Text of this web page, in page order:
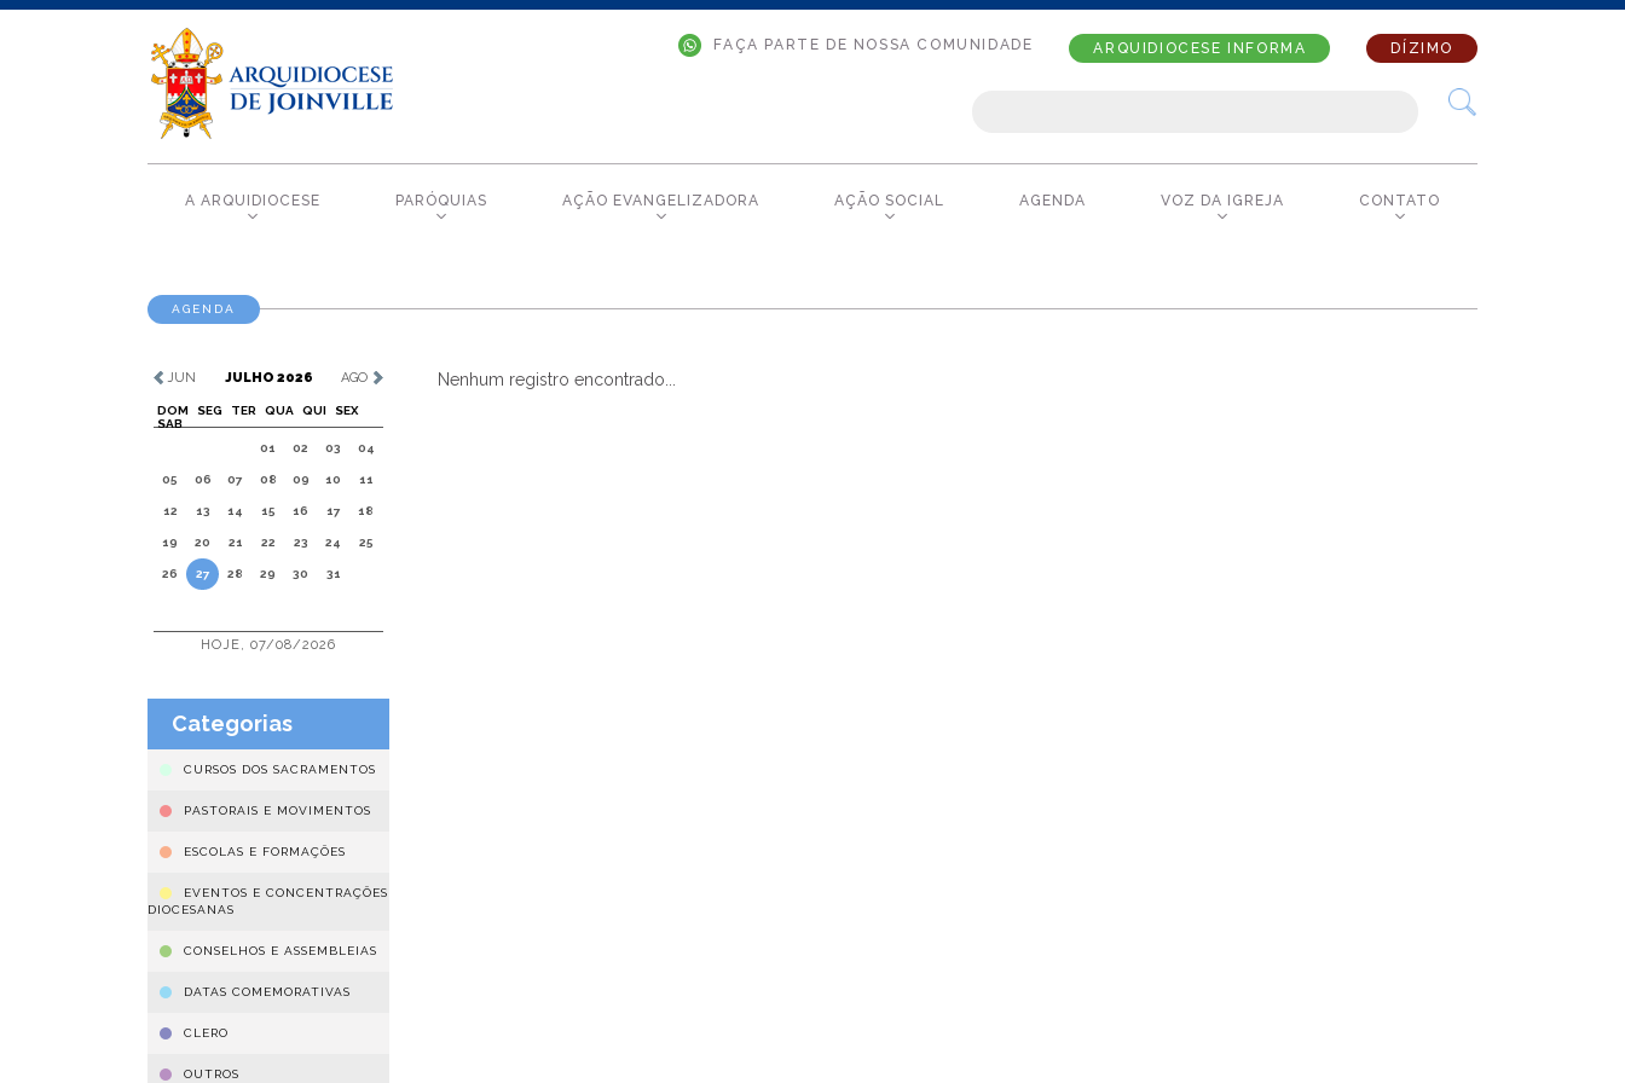
DÍZIMO
ARQUIDIOCESE INFORMA
FAÇA PARTE DE NOSSA COMUNIDADE
A ARQUIDIOCESE PARÓQUIAS AÇÃO EVANGELIZADORA AÇÃO SOCIAL AGENDA VOZ DA IGREJA CONTATO
AGENDA
JUN JULHO 2026 AGO
DOM SEG TER QUA QUI
SEX
SAB
01
02 03 04
05 06 07 08 09 10 11
12 13 14 15 16 17 18
19 20 21 22 23 24 25
26 27 28 29 30 31
HOJE, 07/08/2026
Categorias
CURSOS DOS SACRAMENTOS
PASTORAIS E MOVIMENTOS
ESCOLAS E FORMAÇÕES
EVENTOS E CONCENTRAÇÕES
DIOCESANAS
CONSELHOS E ASSEMBLEIAS
DATAS COMEMORATIVAS
CLERO
OUTROS
Nenhum registro encontrado...